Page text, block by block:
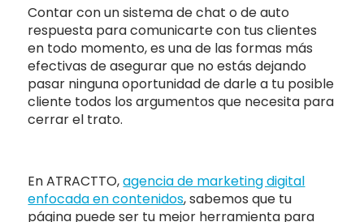
Contar con un sistema de chat o de auto
respuesta para comunicarte con tus clientes
en todo momento, es una de las formas más
efectivas de asegurar que no estás dejando
pasar ninguna oportunidad de darle a tu posible
cliente todos los argumentos que necesita para
cerrar el trato.
En ATRACTTO,agencia de marketing digital
enfocada en contenidos, sabemos que tu
página puede ser tu mejor herramienta para